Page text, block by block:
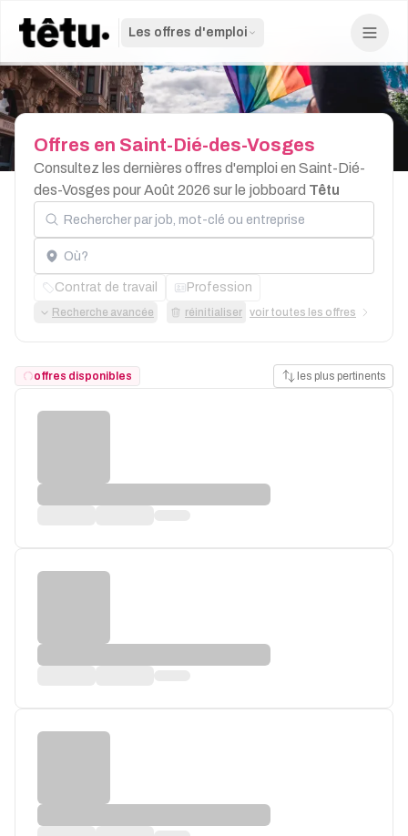
Les offres d'emploi
Offres en Saint-Dié-des-Vosges
Consultez les dernières offres d'emploi en Saint-Dié-
des-Vosges pour Août 2026 sur le jobboard Têtu
Rechercher par job, mot-clé ou entreprise
Localisation
Contrat de travail Profession
Recherche avancée réinitialiser voir toutes les offres
offres disponibles les plus pertinents